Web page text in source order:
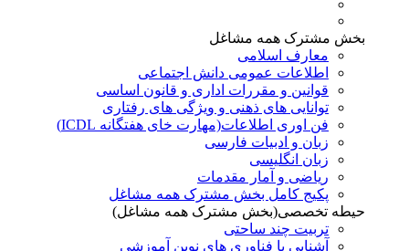
بخش مشترک همه مشاغل
معارف اسلامی
اطلاعات عمومی دانش اجتماعی
قوانین و مقررات اداری و قانون اساسی
توانایی های ذهنی و ویژگی های رفتاری
فن اوری اطلاعات(مهارت خای هفتگانه ICDL)
زبان و ادبیات فارسی
زبان انگلیسی
ریاضی و آمار مقدمات
پکیج کامل بخش مشترک همه مشاغل
حیطه تخصصی(بخش مشترک همه مشاغل)
تربیت چند ساحتی
آشنایی با فناوری های نوین آموزشی